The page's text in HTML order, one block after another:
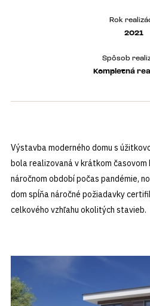
Rok
2021
Spôsob
Kompletná
Výstavba moderného domu s
bola realizovaná v krátkom časovom
náročnom období počas pandémie,
dom spĺňa náročné požiadavky
celkového vzhľahu okolitých stavieb.